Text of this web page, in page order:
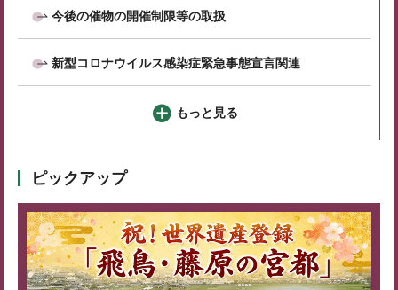
今後の催物の開催制限等の取扱
新型コロナウイルス感染症緊急事態宣言関連
もっと見る
ピックアップ